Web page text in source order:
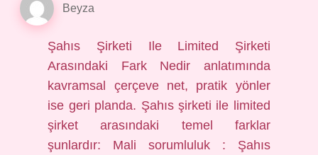
Beyza
Şahıs Şirketi Ile Limited Şirketi
Arasındaki Fark Nedir anlatımında
kavramsal çerçeve net, pratik yönler
ise geri planda. Şahıs şirketi ile limited
şirket arasındaki temel farklar
şunlardır: Mali sorumluluk : Şahıs